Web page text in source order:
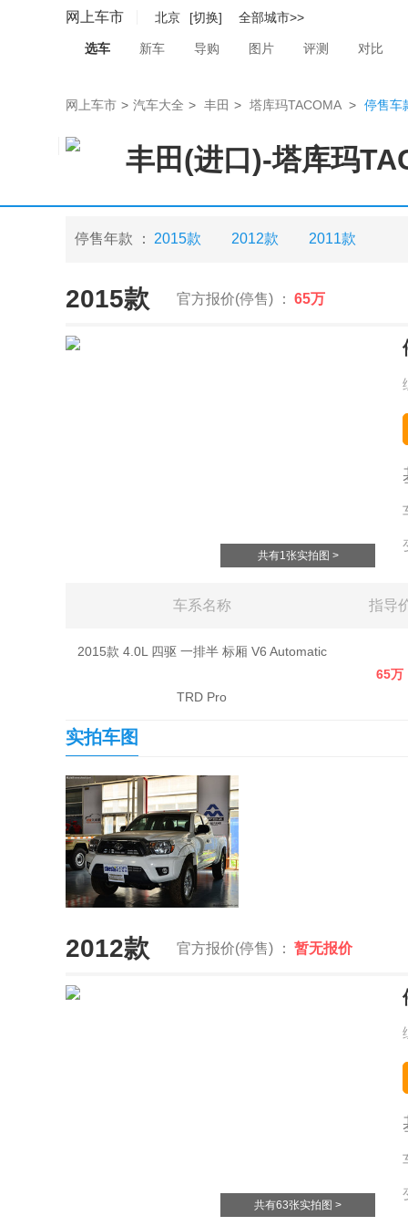
网上车市 北京 [切换] 全部城市>>
选车 新车 导购 图片 评测 对比
网上车市 > 汽车大全 > 丰田 > 塔库玛TACOMA > 停售车
丰田(进口)-塔库玛
停售年款 ： 2015款 2012款 2011款
2015款 官方报价(停售) ： 65万
共有1张实拍图 >
车系名称 指导
2015款 4.0L 四驱 一排半 标厢 V6 Automatic
TRD Pro
65万
实拍车图
2012款 官方报价(停售) ： 暂无报价
共有63张实拍图 >